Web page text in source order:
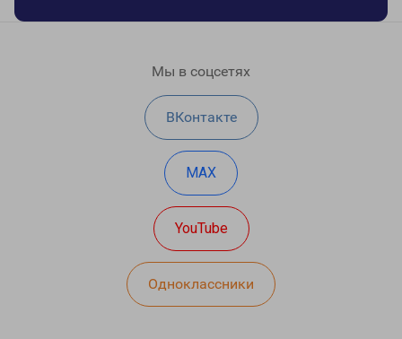
Мы в соцсетях
ВКонтакте
MAX
YouTube
Одноклассники